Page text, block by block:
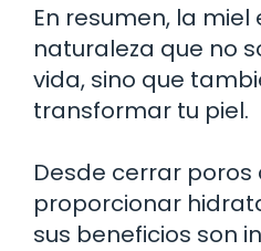
En resumen, la
naturaleza que no
vida, sino que
transformar tu piel.
Desde cerrar
proporcionar
sus beneficios son